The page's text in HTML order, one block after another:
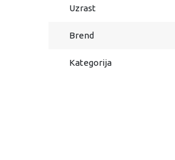
Uzrast
Brend
Kategorija